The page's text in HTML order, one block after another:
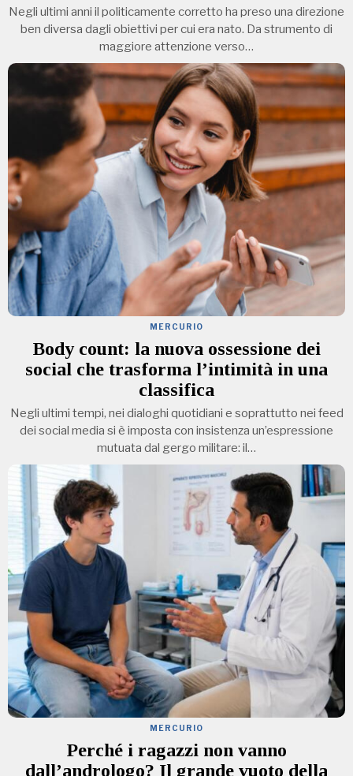
Negli ultimi anni il politicamente corretto ha preso una direzione
ben diversa dagli obiettivi per cui era nato. Da strumento di
maggiore attenzione verso…
MERCURIO
Body count: la nuova ossessione dei
social che trasforma l’intimità in una
classifica
Negli ultimi tempi, nei dialoghi quotidiani e soprattutto nei feed
dei social media si è imposta con insistenza un’espressione
mutuata dal gergo militare: il…
MERCURIO
Perché i ragazzi non vanno
dall’andrologo? Il grande vuoto della